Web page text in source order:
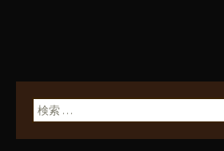
検索: